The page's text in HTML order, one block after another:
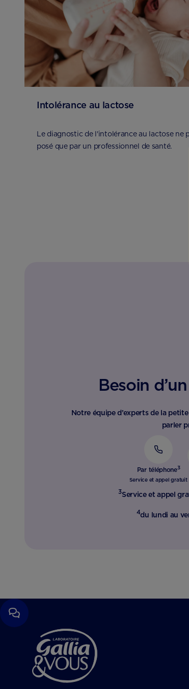
Intolérance au lactose
Le diagnostic de l'intolérance au lactose ne
posé que par un professionnel de santé.
Besoin
Notre équipe d’experts de la
parler
Par téléphone3
Service et appel gratuit
3Service et appel
4du lundi au